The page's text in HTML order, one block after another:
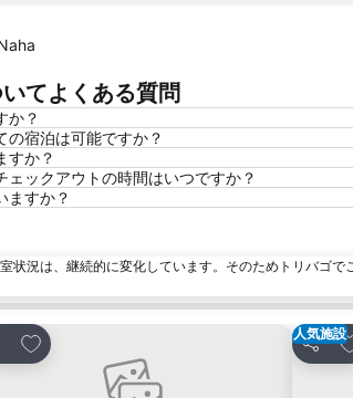
てよくある質問
か？
の宿泊は可能ですか？
すか？
ックアウトの時間はいつですか？
ますか？
状況は、継続的に変化しています。そのためトリバゴ
ア
お気に入りに追加 人気施設
シェア